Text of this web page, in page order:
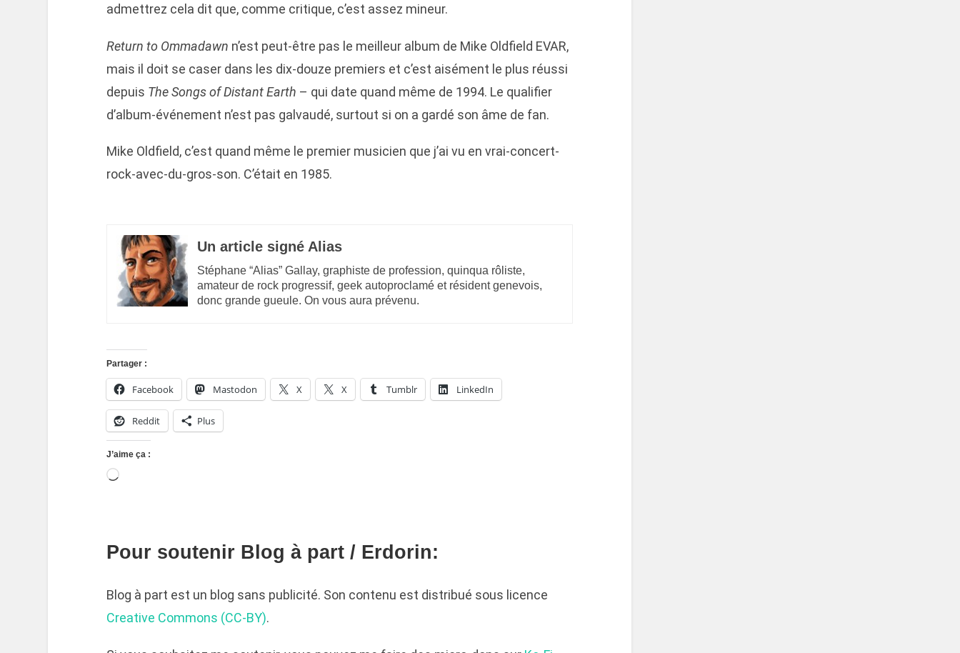
admettrez cela dit que, comme critique, c’est assez mineur.
Return to Ommadawn n’est peut-être pas le meilleur album de Mike Oldfield EVAR,
mais il doit se caser dans les dix-douze premiers et c’est aisément le plus réussi
depuis The Songs of Distant Earth – qui date quand même de 1994. Le qualifier
d’album-événement n’est pas galvaudé, surtout si on a gardé son âme de fan.
Mike Oldfield, c’est quand même le premier musicien que j’ai vu en vrai-concert-
rock-avec-du-gros-son. C’était en 1985.
Un article signé Alias
Stéphane “Alias” Gallay, graphiste de profession, quinqua rôliste,
amateur de rock progressif, geek autoproclamé et résident genevois,
donc grande gueule. On vous aura prévenu.
Partager :
Facebook Mastodon X X Tumblr LinkedIn
Reddit Plus
J’aime ça :
Pour soutenir Blog à part / Erdorin:
Blog à part est un blog sans publicité. Son contenu est distribué sous licence
Creative Commons (CC-BY).